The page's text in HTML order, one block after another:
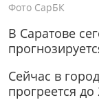
Фото СарБК
В Саратове
Сейчас в
прогреется до